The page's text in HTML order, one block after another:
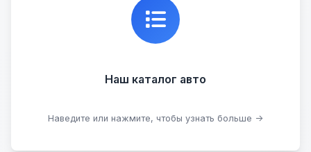
Наш каталог авто
Наведите или нажмите, чтобы узнать больше →
состоянии, где вы можете найти подробную
информацию о каждом авто.
Посмотреть каталог